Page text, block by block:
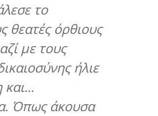
το
θεατές όρθιους
με τους
ήλιε
και…
Όπως άκουσα